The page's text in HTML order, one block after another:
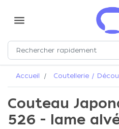
menu
Accueil Coutellerie /
Couteau
526 - lame